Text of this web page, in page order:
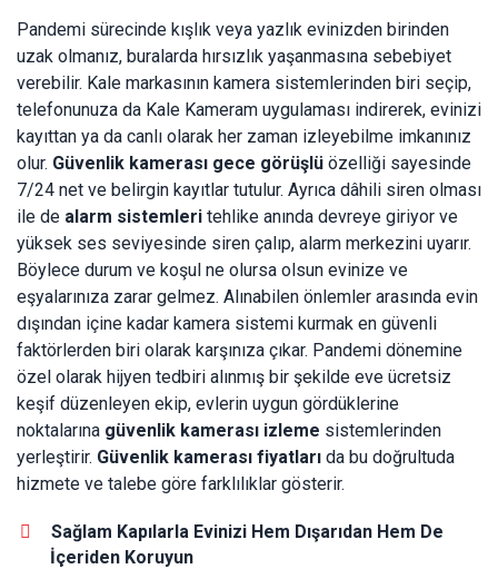
Pandemi sürecinde kışlık veya yazlık evinizden birinden
uzak olmanız, buralarda hırsızlık yaşanmasına sebebiyet
verebilir. Kale markasının kamera sistemlerinden biri seçip,
telefonunuza da Kale Kameram uygulaması indirerek, evinizi
kayıttan ya da canlı olarak her zaman izleyebilme imkanınız
olur. Güvenlik kamerası gece görüşlü özelliği sayesinde
7/24 net ve belirgin kayıtlar tutulur. Ayrıca dâhili siren olması
ile de alarm sistemleri tehlike anında devreye giriyor ve
yüksek ses seviyesinde siren çalıp, alarm merkezini uyarır.
Böylece durum ve koşul ne olursa olsun evinize ve
eşyalarınıza zarar gelmez. Alınabilen önlemler arasında evin
dışından içine kadar kamera sistemi kurmak en güvenli
faktörlerden biri olarak karşınıza çıkar. Pandemi dönemine
özel olarak hijyen tedbiri alınmış bir şekilde eve ücretsiz
keşif düzenleyen ekip, evlerin uygun gördüklerine
noktalarına güvenlik kamerası izleme sistemlerinden
yerleştirir. Güvenlik kamerası fiyatları da bu doğrultuda
hizmete ve talebe göre farklılıklar gösterir.
Sağlam Kapılarla Evinizi Hem Dışarıdan Hem De
İçeriden Koruyun